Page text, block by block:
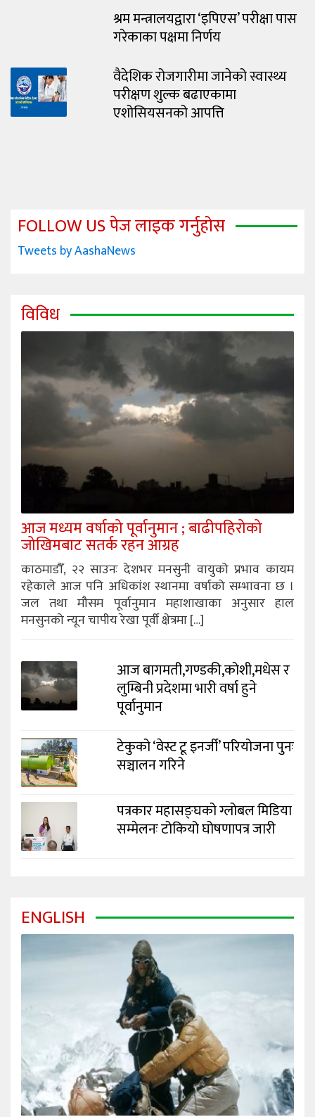
श्रम मन्त्रालयद्वारा ‘इपिएस’ परीक्षा पास
गरेकाका पक्षमा निर्णय
वैदेशिक रोजगारीमा जानेको स्वास्थ्य
परीक्षण शुल्क बढाएकामा
एशोसियसनको आपत्ति
FOLLOW US पेज लाइक गर्नुहोस
Tweets by AashaNews
विविध
आज मध्यम वर्षाको पूर्वानुमान ; बाढीपहिरोको
जोखिमबाट सतर्क रहन आग्रह
काठमाडौँ, २२ साउनः देशभर मनसुनी वायुको प्रभाव कायम
रहेकाले आज पनि अधिकांश स्थानमा वर्षाको सम्भावना छ ।
जल तथा मौसम पूर्वानुमान महाशाखाका अनुसार हाल
मनसुनको न्यून चापीय रेखा पूर्वी क्षेत्रमा […]
आज बागमती,गण्डकी,कोशी,मधेस र
लुम्बिनी प्रदेशमा भारी वर्षा हुने
पूर्वानुमान
टेकुको ‘वेस्ट टू इनर्जी’ परियोजना पुनः
सञ्चालन गरिने
पत्रकार महासङ्घको ग्लोबल मिडिया
सम्मेलनः टोकियो घोषणापत्र जारी
ENGLISH